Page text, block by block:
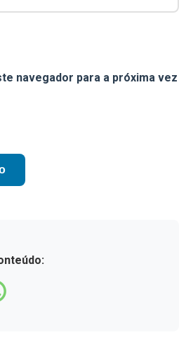
navegador para a próxima vez